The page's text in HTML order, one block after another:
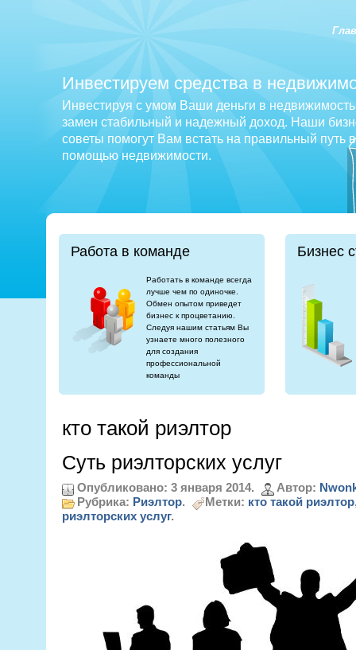
Инвестируем средства в
Инвестируя с умом Ваши деньги в
замен стабильный и надежный доход. Наши
советы помогут Вам встать на правильный путь
помощью недвижимости.
Работа в команде
Работать в команде всегда
лучше чем по одиночке.
Обмен опытом приведет
бизнес к процветанию.
Следуя нашим статьям Вы
узнаете много полезного
для создания
профессиональной
команды
Бизнес
кто такой риэлтор
Суть риэлторских услуг
Опубликовано: 3 января 2014. Автор:
Рубрика: Риэлтор. Метки: кто такой риэлтор
риэлторских услуг.